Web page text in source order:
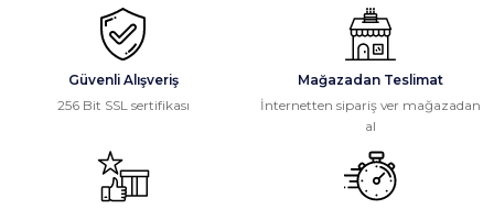
Güvenli Alışveriş
256 Bit SSL sertifikası
Mağazadan Teslimat
İnternetten sipariş ver mağazadan
al